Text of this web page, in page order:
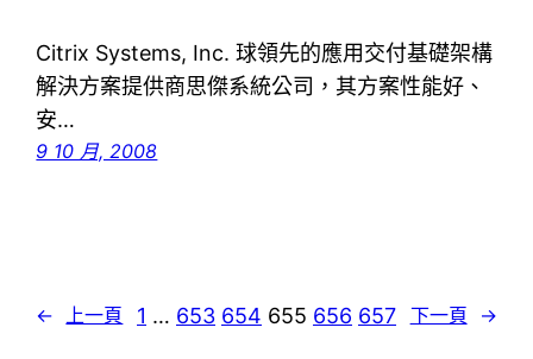
Citrix Systems, Inc. 球領先的應用交付基礎架構
解決方案提供商思傑系統公司，其方案性能好、
安…
9 10 月, 2008
← 上一頁 1 … 653 654 655 656 657 下一頁 →